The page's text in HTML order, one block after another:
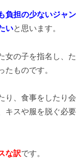
負担の少ないジャン
いと思います。
女の子を指名し、た
ものです。
り、食事をしたり会
キスや服を脱ぐ必要
な訳です。